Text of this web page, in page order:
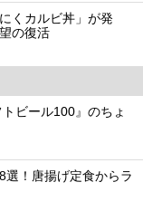
くカルビ丼」が発
の復活
ビール100』のちょ
選！唐揚げ定食からラ